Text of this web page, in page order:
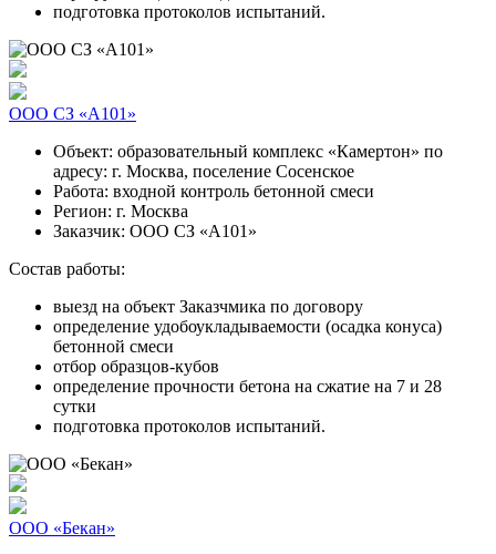
подготовка протоколов испытаний.
ООО СЗ «А101»
Объект: образовательный комплекс «Камертон» по
адресу: г. Москва, поселение Сосенское
Работа: входной контроль бетонной смеси
Регион: г. Москва
Заказчик: ООО СЗ «А101»
Состав работы:
выезд на объект Заказчмика по договору
определение удобоукладываемости (осадка конуса)
бетонной смеси
отбор образцов-кубов
определение прочности бетона на сжатие на 7 и 28
сутки
подготовка протоколов испытаний.
ООО «Бекан»